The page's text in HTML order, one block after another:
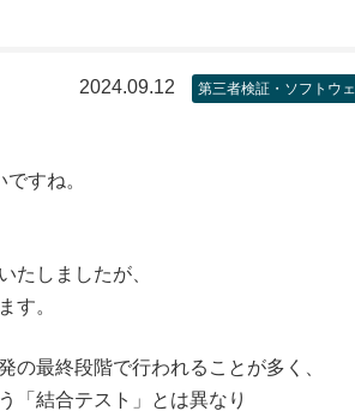
2024.09.12 第三者検証・ソフトウ
すね。
たしましたが、
す。
の最終段階で行われることが多く、
「結合テスト」とは異なり